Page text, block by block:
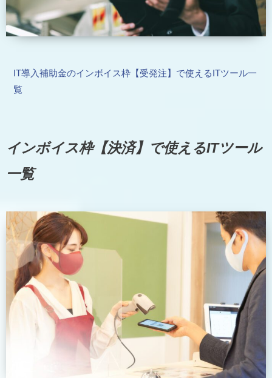
IT導入補助金のインボイス枠【受発注】で使えるITツール一
覧
インボイス枠【決済】で使えるITツール
一覧